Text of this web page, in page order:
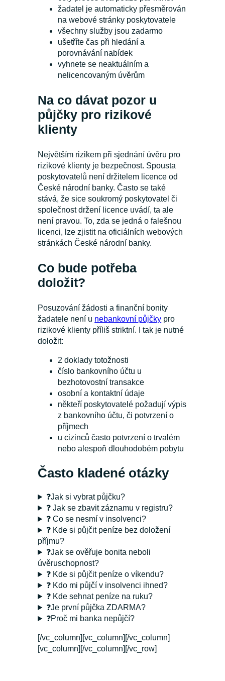
žadatel je automaticky přesměrován
na webové stránky poskytovatele
všechny služby jsou zadarmo
ušetříte čas při hledání a
porovnávání nabídek
vyhnete se neaktuálním a
nelicencovaným úvěrům
Na co dávat pozor u
půjčky pro rizikové
klienty
Největším rizikem při sjednání úvěru pro
rizikové klienty je bezpečnost. Spousta
poskytovatelů není držitelem licence od
České národní banky. Často se také
stává, že sice soukromý poskytovatel či
společnost držení licence uvádí, ta ale
není pravou. To, zda se jedná o falešnou
licenci, lze zjistit na oficiálních webových
stránkách České národní banky.
Co bude potřeba
doložit?
Posuzování žádosti a finanční bonity
žadatele není u nebankovní půjčky pro
rizikové klienty příliš striktní. I tak je nutné
doložit:
2 doklady totožnosti
číslo bankovního účtu u
bezhotovostní transakce
osobní a kontaktní údaje
někteří poskytovatelé požadují výpis
z bankovního účtu, či potvrzení o
příjmech
u cizinců často potvrzení o trvalém
nebo alespoň dlouhodobém pobytu
Často kladené otázky
❓Jak si vybrat půjčku?
❓ Jak se zbavit záznamu v registru?
❓ Co se nesmí v insolvenci?
❓ Kde si půjčit peníze bez doložení
příjmu?
❓Jak se ověřuje bonita neboli
úvěruschopnost?
❓ Kde si půjčit peníze o víkendu?
❓ Kdo mi půjčí v insolvenci ihned?
❓ Kde sehnat peníze na ruku?
❓Je první půjčka ZDARMA?
❓Proč mi banka nepůjčí?
[/vc_column][vc_column][/vc_column]
[vc_column][/vc_column][/vc_row]